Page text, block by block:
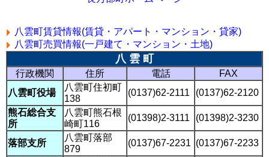
八雲町賃貸情報(賃貸・アパート・マンション・貸家)
八雲町売買情報(一戸建て・マンション・土地)
八 雲 町
行政機関 住所 電話
FAX
八雲町役場
八雲町住初町
138
(0137)62-2111
(0137)62-2120
熊石総合支
所
八雲町熊石根
崎町116
(01398)2-3111 (01398)2-3230
落部支所
八雲町落部
879
(0137)67-2231 (0137)67-2233